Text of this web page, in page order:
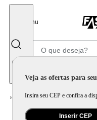
Menu
Veja as ofertas para
Insira seu CEP e confira a
Inserir CEP
Home Vídeo / Tv